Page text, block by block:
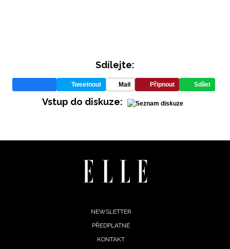
Sdílejte:
Tweetnout Mail Připnout Sdílet
Vstup do diskuze:
NEWSLETTER
PŘEDPLATNÉ
KONTAKT